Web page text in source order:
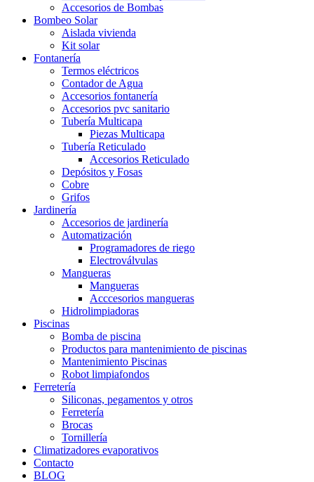
Accesorios de Bombas
Bombeo Solar
Aislada vivienda
Kit solar
Fontanería
Termos eléctricos
Contador de Agua
Accesorios fontanería
Accesorios pvc sanitario
Tubería Multicapa
Piezas Multicapa
Tubería Reticulado
Accesorios Reticulado
Depósitos y Fosas
Cobre
Grifos
Jardinería
Accesorios de jardinería
Automatización
Programadores de riego
Electroválvulas
Mangueras
Mangueras
Acccesorios mangueras
Hidrolimpiadoras
Piscinas
Bomba de piscina
Productos para mantenimiento de piscinas
Mantenimiento Piscinas
Robot limpiafondos
Ferretería
Siliconas, pegamentos y otros
Ferretería
Brocas
Tornillería
Climatizadores evaporativos
Contacto
BLOG